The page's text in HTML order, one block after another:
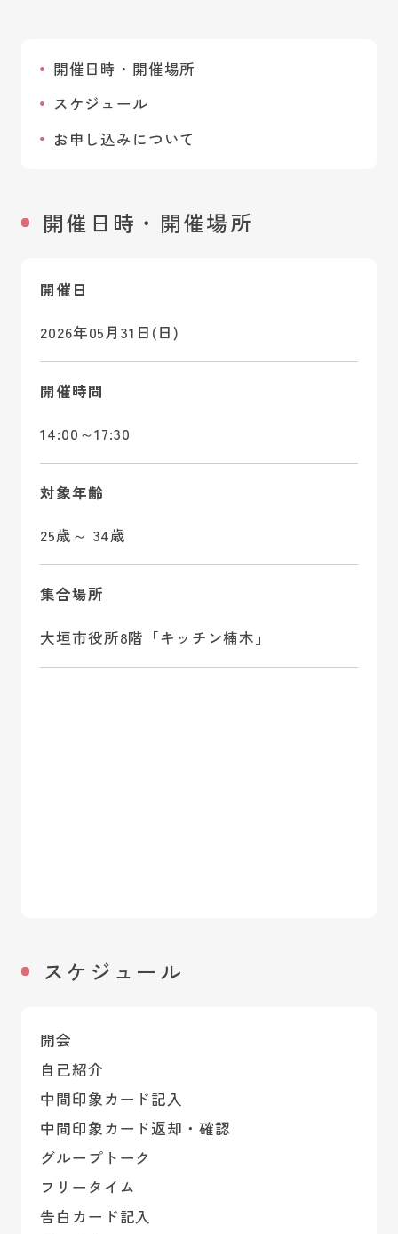
開催日時・開催場所
スケジュール
お申し込みについて
開催日時・開催場所
開催日
2026年05月31日(日)
開催時間
14:00～17:30
対象年齢
25歳～ 34歳
集合場所
大垣市役所8階「キッチン楠木」
スケジュール
開会
自己紹介
中間印象カード記入
中間印象カード返却・確認
グループトーク
フリータイム
告白カード記入